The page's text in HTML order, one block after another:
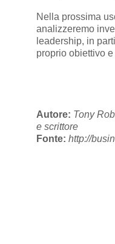
Nella prossima
analizzeremo
leadership, in
proprio obiettivo
Autore: Tony
e scrittore
Fonte: http://